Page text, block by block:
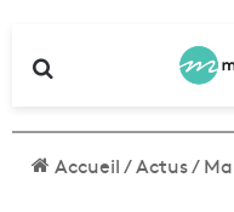
Accueil/Actus/